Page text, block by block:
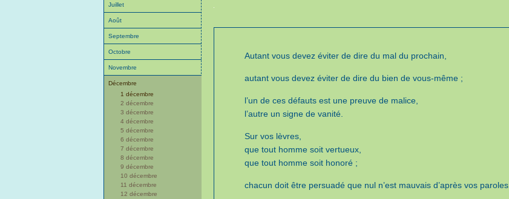
Juillet
Août
Septembre
Octobre
Novembre
Décembre
1 décembre
2 décembre
3 décembre
4 décembre
5 décembre
6 décembre
7 décembre
8 décembre
9 décembre
10 décembre
11 décembre
12 décembre
Autant vous devez éviter de dire du mal du prochain,
autant vous devez éviter de dire du bien de vous-même ;
l’un de ces défauts est une preuve de malice,
l’autre un signe de vanité.
Sur vos lèvres,
que tout homme soit vertueux,
que tout homme soit honoré ;
chacun doit être persuadé que nul n’est mauvais d’après vos paroles.